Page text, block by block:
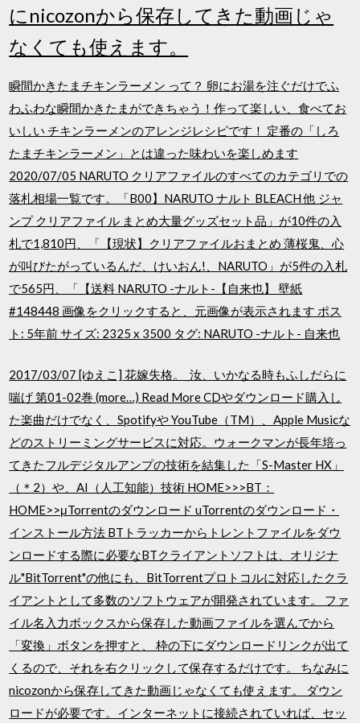
にnicozonから保存してきた動画じゃ
なくても使えます。
瞬間かきたまチキンラーメン って？ 卵にお湯を注ぐだけでふ
わふわな瞬間かきたまができちゃう！作って楽しい、食べてお
いしい チキンラーメンのアレンジレシピです！ 定番の「しろ
たまチキンラーメン」とは違った味わいを楽しめます
2020/07/05 NARUTO クリアファイルのすべてのカテゴリでの
落札相場一覧です。「B00】NARUTO ナルト BLEACH 他 ジャ
ンプ クリアファイル まとめ大量グッズセット品」が10件の入
札で1,810円、「【現状】クリアファイルおまとめ 薄桜鬼、心
が叫びたがっているんだ、けいおん!、NARUTO」が5件の入札
で565円、「【送料 NARUTO -ナルト-【自来也】 壁紙
#148448 画像をクリックすると、元画像が表示されます ポス
ト: 5年前 サイズ: 2325 x 3500 タグ: NARUTO -ナルト- 自来也
2017/03/07 [ゆえこ] 花嫁失格。_汝、いかなる時もふしだらに
喘げ 第01-02巻 (more…) Read More CDやダウンロード購入し
た楽曲だけでなく、Spotifyや YouTube（TM）、Apple Musicな
どのストリーミングサービスに対応。ウォークマンが長年培っ
てきたフルデジタルアンプの技術を結集した「S-Master HX」
（＊2）や、AI（人工知能）技術 HOME>>>BT：
HOME>>μTorrentのダウンロード uTorrentのダウンロード・
インストール方法 BTトラッカーからトレントファイルをダウ
ンロードする際に必要なBTクライアントソフトは、オリジナ
ル"BitTorrent"の他にも、BitTorrentプロトコルに対応したクラ
イアントとして多数のソフトウェアが開発されています。 ファ
イル名入力ボックスから保存した動画ファイルを選んでから
「変換」ボタンを押すと、 枠の下にダウンロードリンクが出て
くるので、それを右クリックして保存するだけです。 ちなみに
nicozonから保存してきた動画じゃなくても使えます。 ダウン
ロードが必要です。インターネットに接続されていれば、セッ